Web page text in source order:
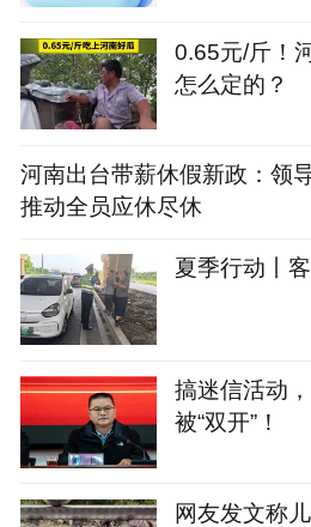
0.65元/斤！
怎么定的？
河南出台带薪休假新政：领
推动全员应休尽休
夏季行动丨
搞迷信活动
被“双开”！
网友发文称